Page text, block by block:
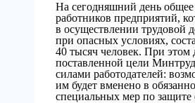
На сегодняшний день общее
работников предприятий,
в осуществлении трудовой
при опасных условиях,
40 тысяч человек. При этом
поставленной цели
силами работодателей:
им будет вменено в
специальных мер по защите